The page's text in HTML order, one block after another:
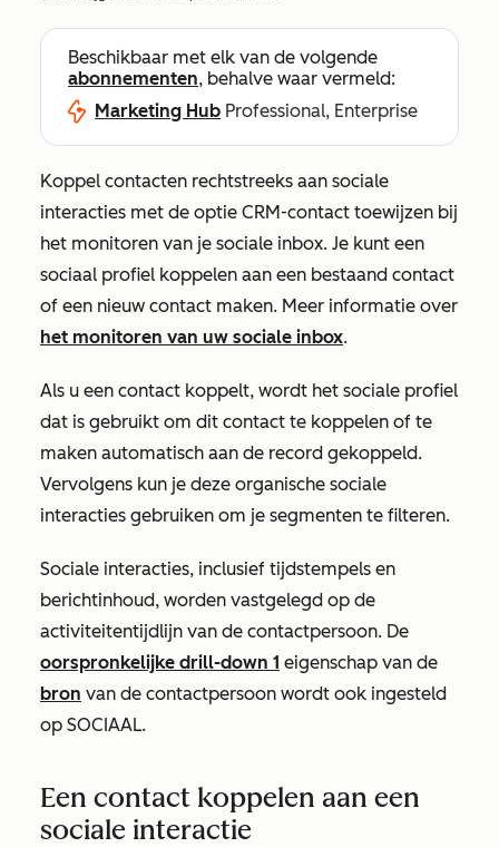
Beschikbaar met elk van de volgende
abonnementen, behalve waar vermeld:
Marketing Hub Professional, Enterprise
Koppel contacten rechtstreeks aan sociale
interacties met de optie CRM-contact toewijzen bij
het monitoren van je sociale inbox. Je kunt een
sociaal profiel koppelen aan een bestaand contact
of een nieuw contact maken. Meer informatie over
het monitoren van uw sociale inbox.
Als u een contact koppelt, wordt het sociale profiel
dat is gebruikt om dit contact te koppelen of te
maken automatisch aan de record gekoppeld.
Vervolgens kun je deze organische sociale
interacties gebruiken om je segmenten te filteren.
Sociale interacties, inclusief tijdstempels en
berichtinhoud, worden vastgelegd op de
activiteitentijdlijn van de contactpersoon. De
oorspronkelijke drill-down 1 eigenschap van de
bron van de contactpersoon wordt ook ingesteld
op SOCIAAL.
Een contact koppelen aan een
sociale interactie